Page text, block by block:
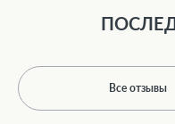
Все отзывы